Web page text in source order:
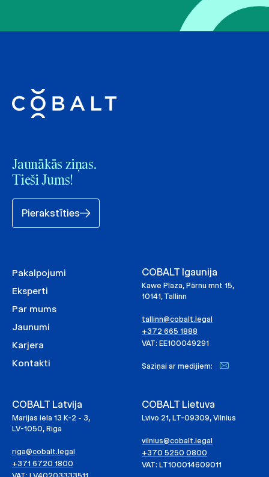
Jaunākās ziņas.
Tieši Jums!
Pierakstīties
Pakalpojumi
Eksperti
Par mums
Jaunumi
Karjera
Kontakti
COBALT Igaunija
Kawe Plaza, Pärnu mnt 15,
10141, Tallinn
tallinn@cobalt.legal
+372 665 1888
VAT: EE100049291
Saziņai ar medijiem:
COBALT Latvija
Marijas iela 13 K-2 - 3,
LV-1050, Riga
riga@cobalt.legal
+371 6720 1800
COBALT Lietuva
Lvivo 21, LT-09309, Vilnius
vilnius@cobalt.legal
+370 5250 0800
VAT: LT100014609011